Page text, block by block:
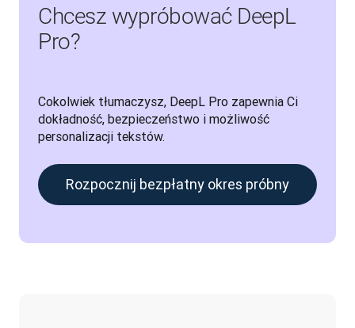
Chcesz wypróbować DeepL
Pro?
Cokolwiek tłumaczysz, DeepL Pro zapewnia Ci
dokładność, bezpieczeństwo i możliwość
personalizacji tekstów.
Rozpocznij bezpłatny okres próbny